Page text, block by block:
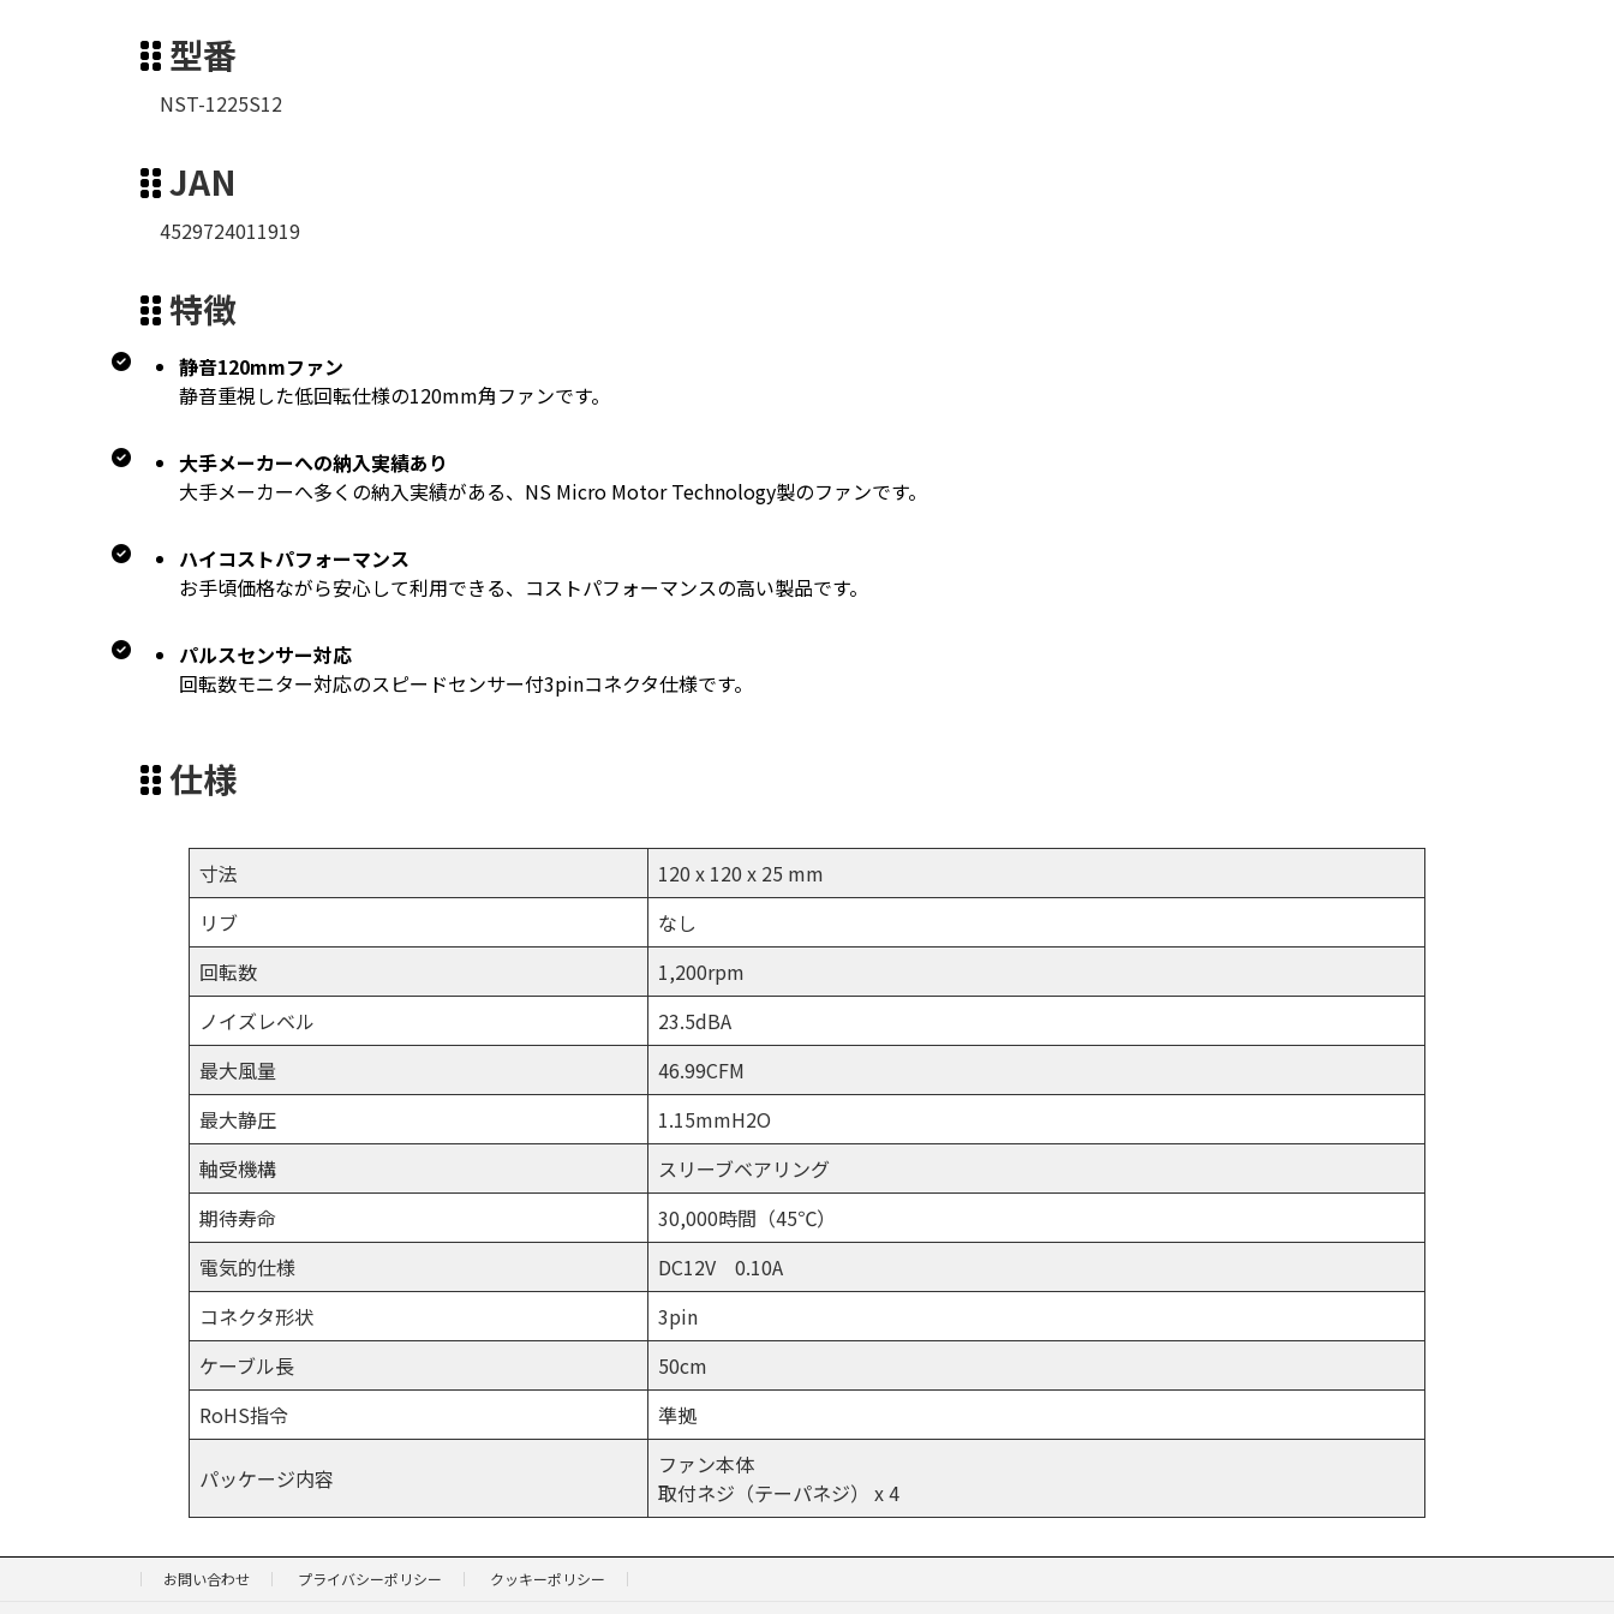
型番
NST-1225S12
JAN
4529724011919
特徴
静音120mmファン
静音重視した低回転仕様の120mm角ファンです。
大手メーカーへの納入実績あり
大手メーカーへ多くの納入実績がある、NS Micro Motor Technology製のファンです。
ハイコストパフォーマンス
お手頃価格ながら安心して利用できる、コストパフォーマンスの高い製品です。
パルスセンサー対応
回転数モニター対応のスピードセンサー付3pinコネクタ仕様です。
仕様
寸法
120 x 120 x 25 mm
リブ
なし
回転数
1,200rpm
ノイズレベル
23.5dBA
最大風量
46.99CFM
最大静圧
1.15mmH2O
軸受機構
スリーブベアリング
期待寿命
30,000時間（45℃）
電気的仕様
DC12V 0.10A
コネクタ形状
3pin
ケーブル長
50cm
RoHS指令
準拠
パッケージ内容
ファン本体
取付ネジ（テーパネジ） x 4
お問い合わせ プライバシーポリシー クッキーポリシー